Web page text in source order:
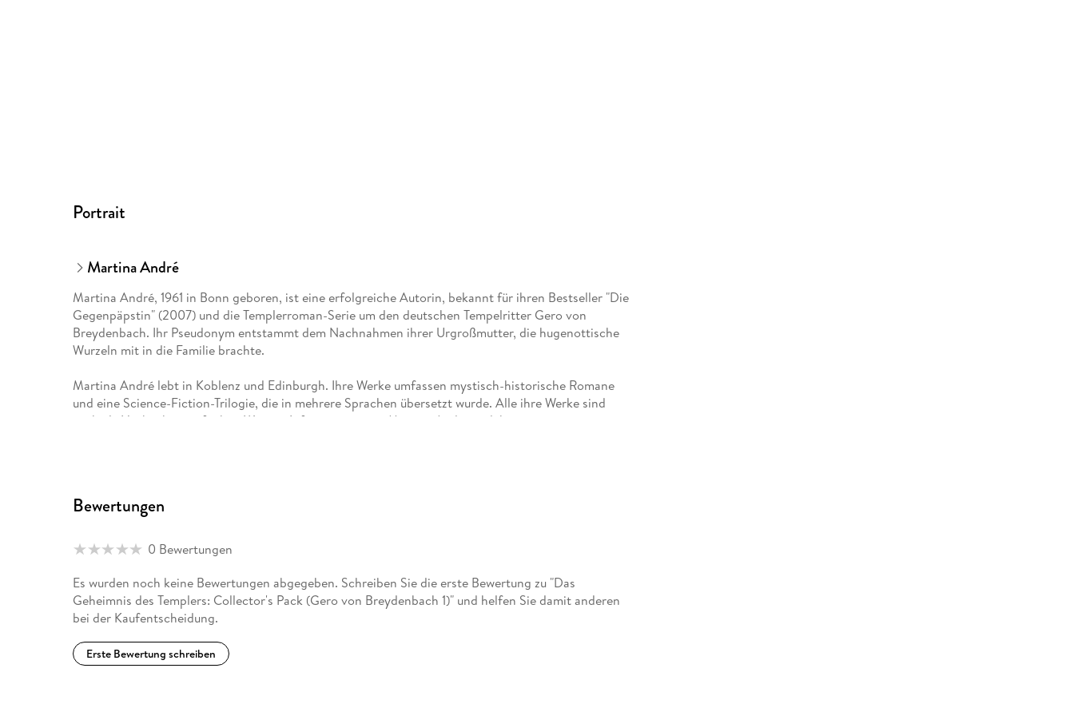
Portrait
Martina André
Martina André, 1961 in Bonn geboren, ist eine erfolgreiche Autorin, bekannt für ihren Bestseller "Die
Gegenpäpstin" (2007) und die Templerroman-Serie um den deutschen Tempelritter Gero von
Breydenbach. Ihr Pseudonym entstammt dem Nachnahmen ihrer Urgroßmutter, die hugenottische
Wurzeln mit in die Familie brachte.
Martina André lebt in Koblenz und Edinburgh. Ihre Werke umfassen mystisch-historische Romane
und eine Science-Fiction-Trilogie, die in mehrere Sprachen übersetzt wurde. Alle ihre Werke sind
auch als Hörbücher verfügbar. Weitere Informationen zu Martina André und ihren
Bewertungen
0 Bewertungen
Es wurden noch keine Bewertungen abgegeben. Schreiben Sie die erste Bewertung zu "Das
Geheimnis des Templers: Collector's Pack (Gero von Breydenbach 1)" und helfen Sie damit anderen
bei der Kaufentscheidung.
Erste Bewertung schreiben